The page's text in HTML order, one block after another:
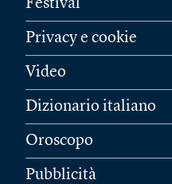
Festival
Privacy e cookie
Video
Dizionario italiano
Oroscopo
Pubblicità